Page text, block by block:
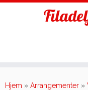
toHjem » Arrangementer »